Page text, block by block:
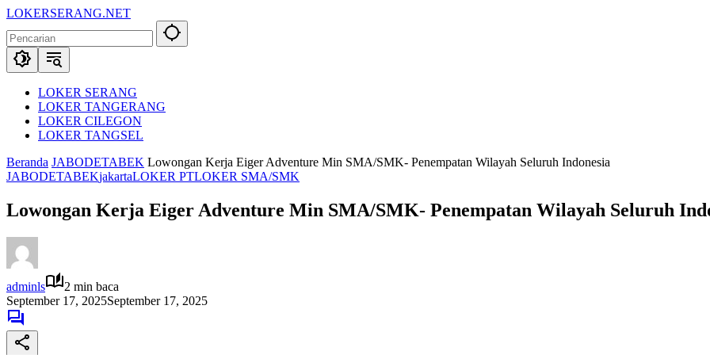
Langsung
konten
LOKERSERANG.NET
Lowongan
Kerja
Serang
SekitarnyaLOKER SERANG
LOKER TANGERANG
LOKER CILEGON
LOKER TANGSEL
Beranda JABODETABEK Lowongan Kerja Eiger Adventure Min SMA/SMK- Penempatan Wilayah Seluruh Indonesia
JABODETABEKjakartaLOKER PTLOKER SMA/SMK
Lowongan Kerja Eiger Adventure Min SMA/SMK- Penempatan Wilayah Seluruh
adminls
2 min baca
September 17, 2025September 17, 2025